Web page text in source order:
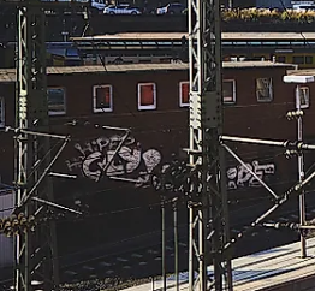
Hamburg
Hamburg
Infos &